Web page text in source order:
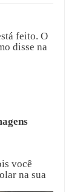
feito. O
disse na
você
na sua